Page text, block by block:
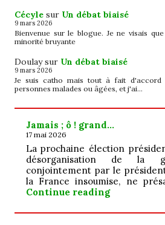
Cécyle sur Un débat biaisé
9 mars 2026
Bienvenue sur le blogue. Je ne visais
minorité bruyante
Doulaysur Un débat biaisé
9 mars 2026
Je suis catho mais tout à fait d'accord
personnes malades ou âgées, et j'ai…
Jamais ; ô ! grand…
17 mai 2026
La prochaine élection
désorganisation de la
conjointement par le
la France insoumise, ne
Continue readingJamais ; ô !